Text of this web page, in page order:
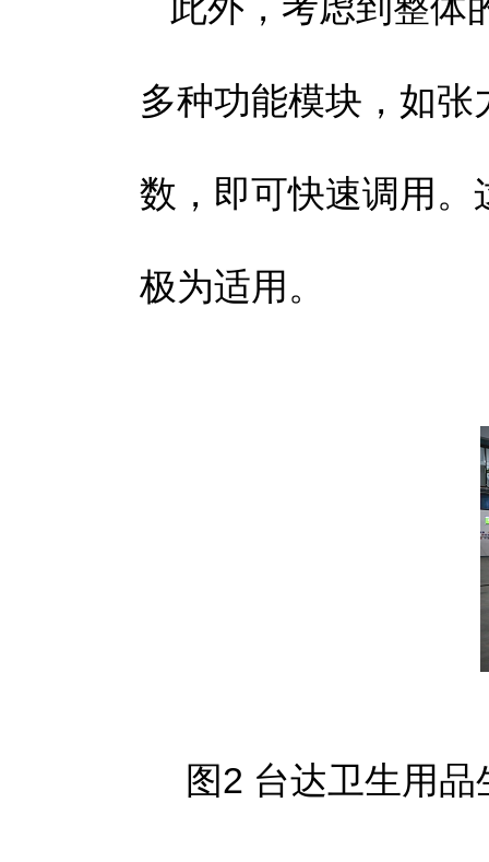
多种功能模块，如
数，即可快速调用
极为适用。
图2 台达卫生用